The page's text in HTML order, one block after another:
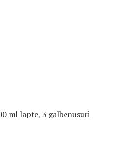
ml lapte, 3 galbenusuri